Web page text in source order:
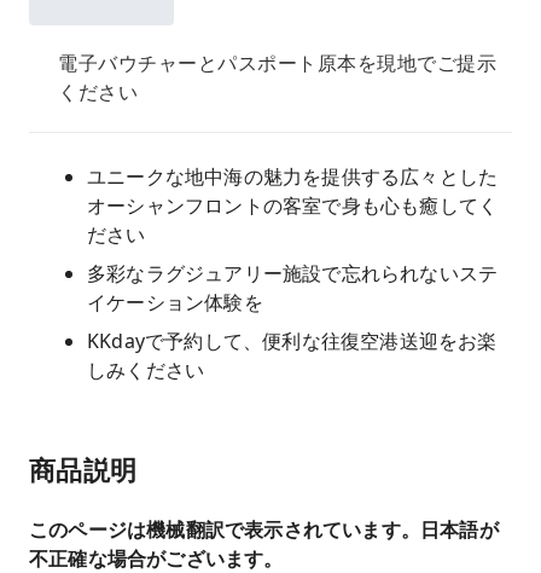
電子バウチャーとパスポート原本を現地でご提示
ください
ユニークな地中海の魅力を提供する広々とした
オーシャンフロントの客室で身も心も癒してく
ださい
多彩なラグジュアリー施設で忘れられないステ
イケーション体験を
KKdayで予約して、便利な往復空港送迎をお楽
しみください
商品説明
このページは機械翻訳で表示されています。日本語が
不正確な場合がございます。